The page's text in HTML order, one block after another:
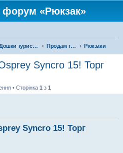
форум «Рюкзак»
Дошки туристичних оголошень Продам туристичне спорядження Рюкзаки
Syncro 15! Торг
• Сторінка 1 з 1
Syncro 15! Торг